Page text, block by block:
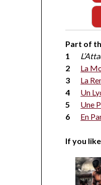
Part of
La
La
Un
Une
En
If you